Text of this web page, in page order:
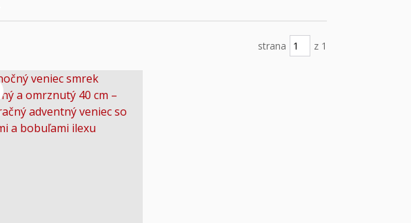
strana z 1